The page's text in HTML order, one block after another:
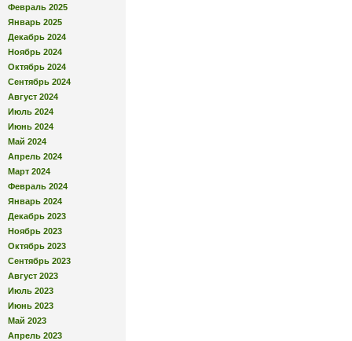
Февраль 2025
Январь 2025
Декабрь 2024
Ноябрь 2024
Октябрь 2024
Сентябрь 2024
Август 2024
Июль 2024
Июнь 2024
Май 2024
Апрель 2024
Март 2024
Февраль 2024
Январь 2024
Декабрь 2023
Ноябрь 2023
Октябрь 2023
Сентябрь 2023
Август 2023
Июль 2023
Июнь 2023
Май 2023
Апрель 2023